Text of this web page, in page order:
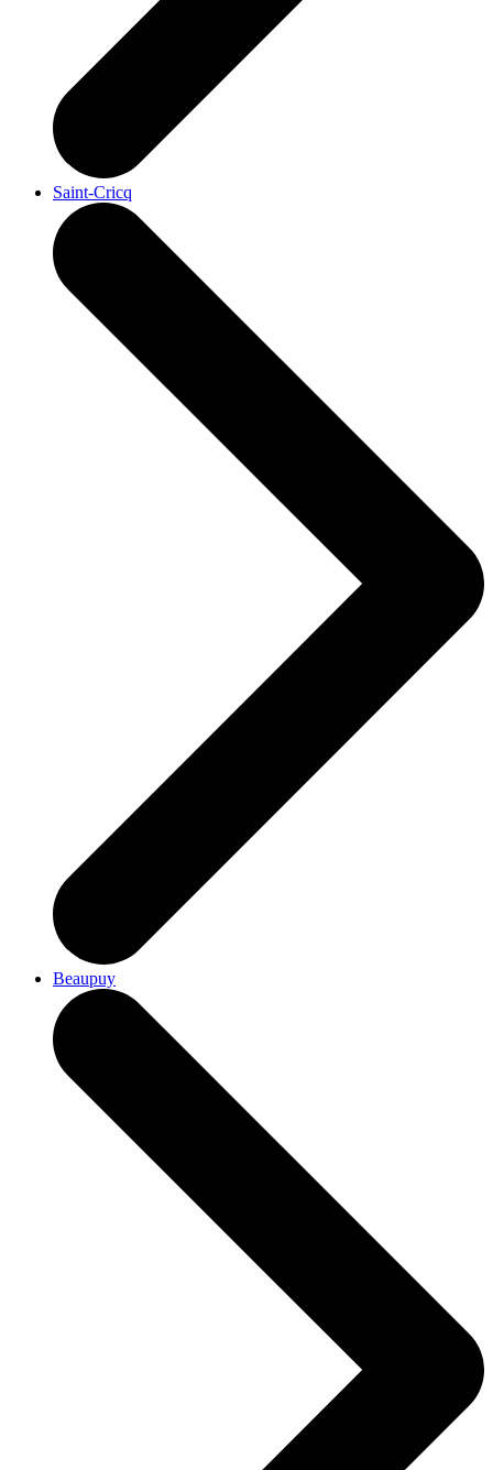
Saint-Cricq
Beaupuy